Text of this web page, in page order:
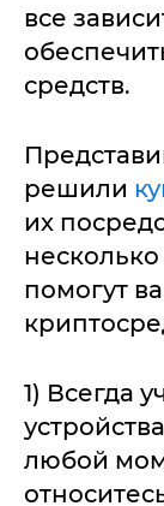
все
средств.
решили
их
помогут
1) Всегда
любой